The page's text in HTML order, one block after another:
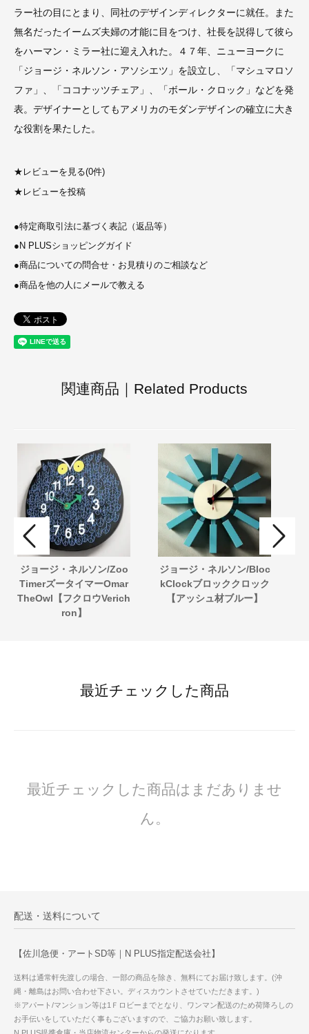
ラー社の目にとまり、同社のデザインディレクターに就任。また
無名だったイームズ夫婦の才能に目をつけ、社長を説得して彼ら
をハーマン・ミラー社に迎え入れた。４７年、ニューヨークに
「ジョージ・ネルソン・アソシエツ」を設立し、「マシュマロソ
ファ」、「ココナッツチェア」、「ボール・クロック」などを発
表。デザイナーとしてもアメリカのモダンデザインの確立に大き
な役割を果たした。
★ レビューを見る(0件)
★ レビューを投稿
●特定商取引法に基づく表記（返品等）
● N PLUSショッピングガイド
●商品についての問合せ・お見積りのご相談など
●商品を他の人にメールで教える
関連商品｜Related Products
ジョージ・ネルソン/Zoo
TimerズータイマーOmar
TheOwl【フクロウVerich
ron】
ジョージ・ネルソン/Bloc
kClockブロッククロック
【アッシュ材ブルー】
最近チェックした商品
最近チェックした商品はまだありませ
ん。
配送・送料について
【佐川急便・アートSD等｜N PLUS指定配送会社】
送料は通常軒先渡しの場合、一部の商品を除き、無料にてお届け致します。(沖
縄・離島はお問い合わせ下さい。ディスカウントさせていただきます。)
※アパート/マンション等は1Ｆロビーまでとなり、ワンマン配送のため荷降ろしの
お手伝いをしていただく事もございますので、ご協力お願い致します。